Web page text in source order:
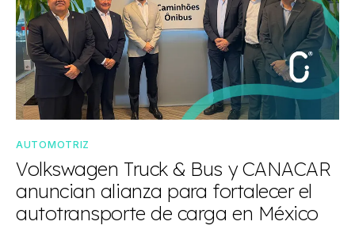
AUTOMOTRIZ
Volkswagen Truck & Bus y CANACAR
anuncian alianza para fortalecer el
autotransporte de carga en México